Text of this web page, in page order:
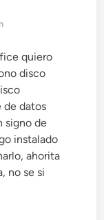
quiero
disco
de datos
signo de
instalado
ahorita
no se si